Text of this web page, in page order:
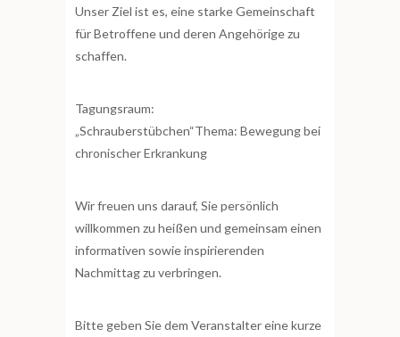
Unser Ziel ist es, eine starke Gemeinschaft
für Betroffene und deren Angehörige zu
schaffen.
Tagungsraum:
„Schrauberstübchen“Thema: Bewegung bei
chronischer Erkrankung
Wir freuen uns darauf, Sie persönlich
willkommen zu heißen und gemeinsam einen
informativen sowie inspirierenden
Nachmittag zu verbringen.
Bitte geben Sie dem Veranstalter eine kurze